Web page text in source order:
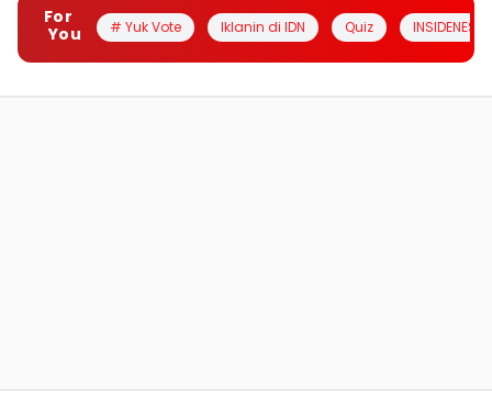
For
You
# Yuk Vote Iklanin di IDN Quiz INSIDENESIA